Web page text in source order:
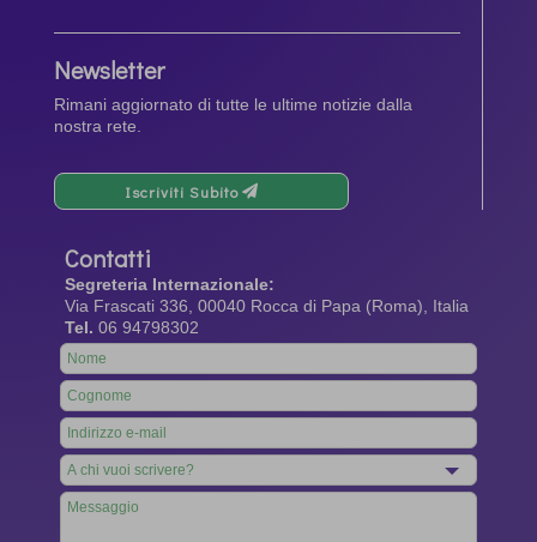
Newsletter
Rimani aggiornato di tutte le ultime notizie dalla
nostra rete.
Iscriviti Subito
Contatti
Segreteria Internazionale:
Via Frascati 336, 00040 Rocca di Papa (Roma), Italia
Tel. 06 94798302
Leave
this
field
blank